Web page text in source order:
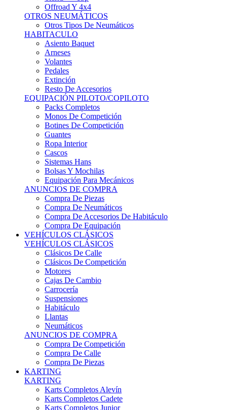
Offroad Y 4x4
OTROS NEUMÁTICOS
Otros Tipos De Neumáticos
HABITACULO
Asiento Baquet
Arneses
Volantes
Pedales
Extinción
Resto De Accesorios
EQUIPACIÓN PILOTO/COPILOTO
Packs Completos
Monos De Competición
Botines De Competición
Guantes
Ropa Interior
Cascos
Sistemas Hans
Bolsas Y Mochilas
Equipación Para Mecánicos
ANUNCIOS DE COMPRA
Compra De Piezas
Compra De Neumáticos
Compra De Accesorios De Habitáculo
Compra De Equipación
VEHÍCULOS CLÁSICOS
VEHÍCULOS CLÁSICOS
Clásicos De Calle
Clásicos De Competición
Motores
Cajas De Cambio
Carrocería
Suspensiones
Habitáculo
Llantas
Neumáticos
ANUNCIOS DE COMPRA
Compra De Competición
Compra De Calle
Compra De Piezas
KARTING
KARTING
Karts Completos Alevín
Karts Completos Cadete
Karts Completos Junior